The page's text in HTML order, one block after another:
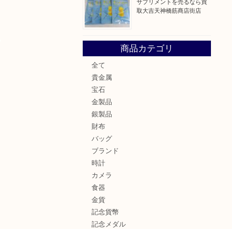
取大吉天神橋筋商店街店
商品カテゴリ
全て
貴金属
宝石
金製品
銀製品
財布
バッグ
ブランド
時計
カメラ
食器
金貨
記念貨幣
記念メダル